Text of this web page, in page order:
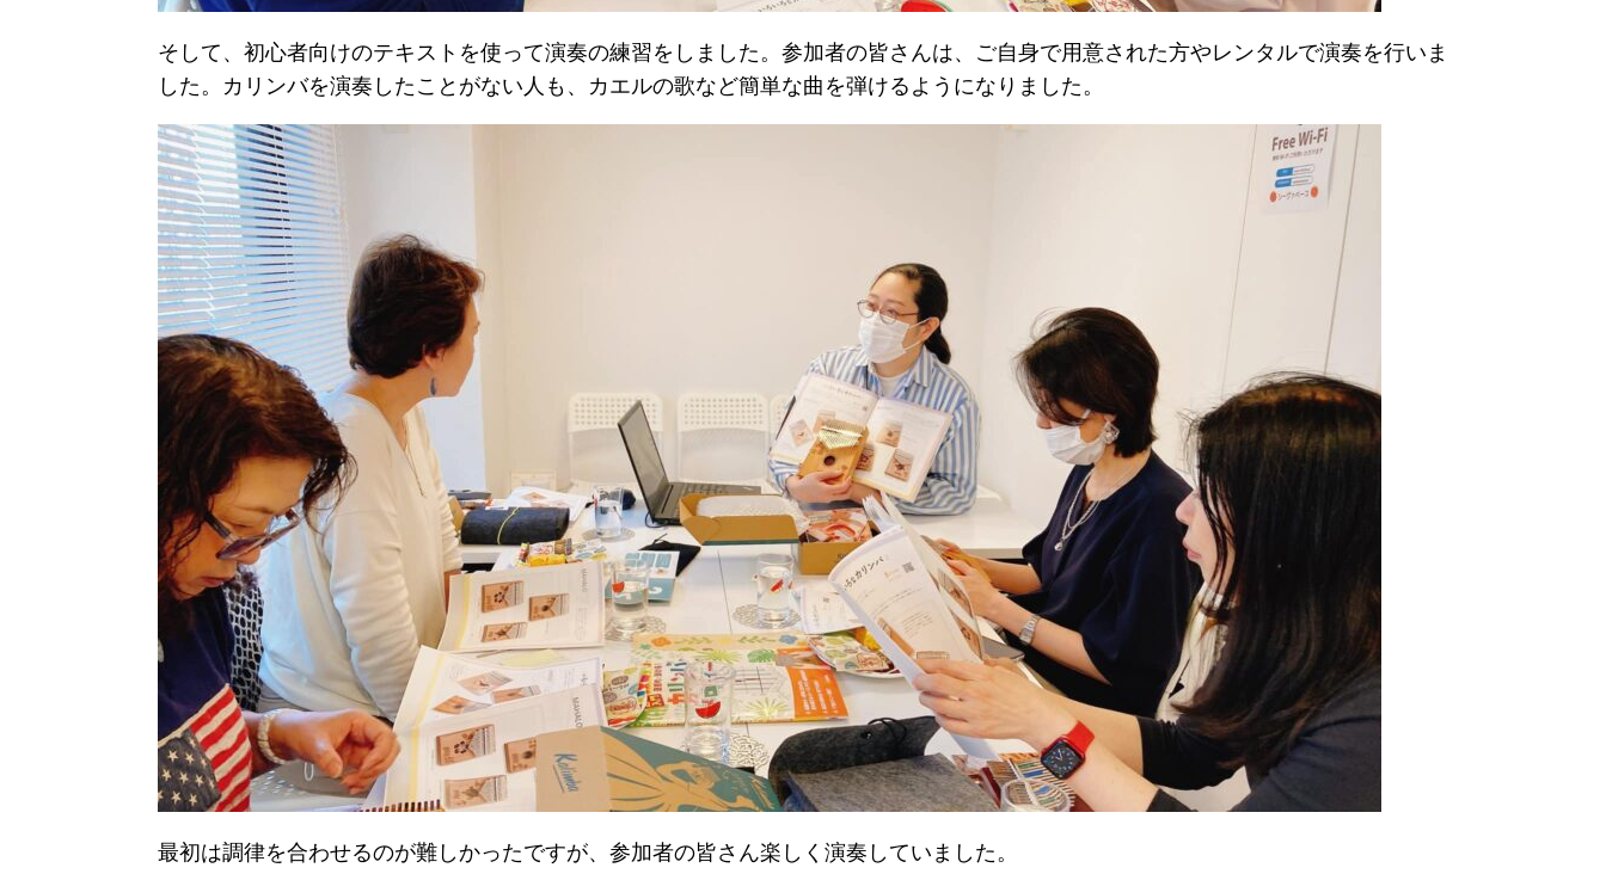
そして、初心者向けのテキストを使って演奏の練習をしました。参加者の皆さんは、ご自身で用意された方やレンタルで演奏を行いま
した。カリンバを演奏したことがない人も、カエルの歌など簡単な曲を弾けるようになりました。
最初は調律を合わせるのが難しかったですが、参加者の皆さん楽しく演奏していました。